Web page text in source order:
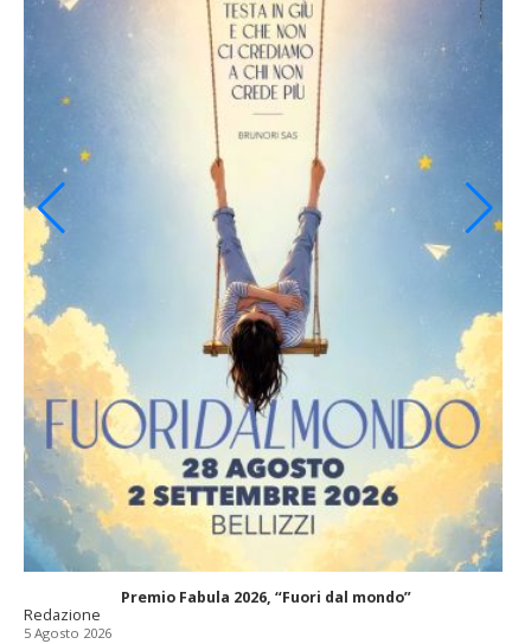
Premio Fabula 2026, “Fuori dal mondo”
Redazione
5 Agosto 2026